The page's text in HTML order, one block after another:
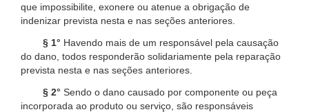
que impossibilite, exonere ou atenue a obrigação de
indenizar prevista nesta e nas seções anteriores.
§ 1° Havendo mais de um responsável pela causação
do dano, todos responderão solidariamente pela reparação
prevista nesta e nas seções anteriores.
§ 2° Sendo o dano causado por componente ou peça
incorporada ao produto ou serviço, são responsáveis